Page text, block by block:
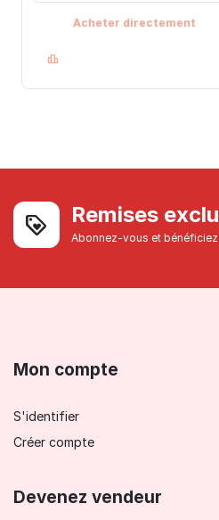
Acheter directement
Remises
Abonnez-vous et bénéficiez
Mon compte
S'identifier
Créer compte
Devenez vendeur